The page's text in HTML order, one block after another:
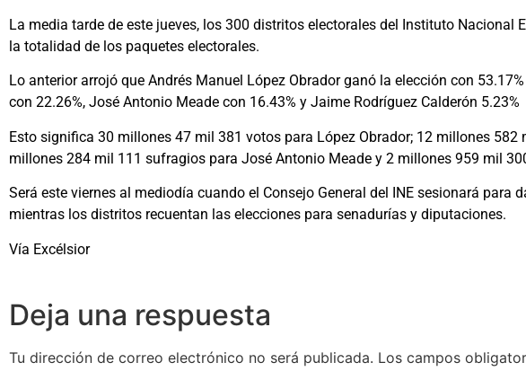
La media tarde de este jueves, los 300 distritos electorales del Instituto Nacional
la totalidad de los paquetes electorales.
Lo anterior arrojó que Andrés Manuel López Obrador ganó la elección con
con 22.26%, José Antonio Meade con 16.43% y Jaime Rodríguez Calderón 5.23%
Esto significa 30 millones 47 mil 381 votos para López Obrador; 12 millones 582
millones 284 mil 111 sufragios para José Antonio Meade y 2 millones 959 mil
Será este viernes al mediodía cuando el Consejo General del INE sesionará para
mientras los distritos recuentan las elecciones para senadurías y diputaciones.
Vía Excélsior
Deja una respuesta
Tu dirección de correo electrónico no será publicada. Los campos